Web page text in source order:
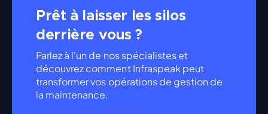
Prêt à laisser les silos
derrière vous ?
Parlez à l'un de nos spécialistes et
découvrez comment Infraspeak peut
transformer vos opérations de gestion de
la maintenance.